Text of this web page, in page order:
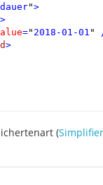
dauer">
>
=" 2018-01-01 "
>
(